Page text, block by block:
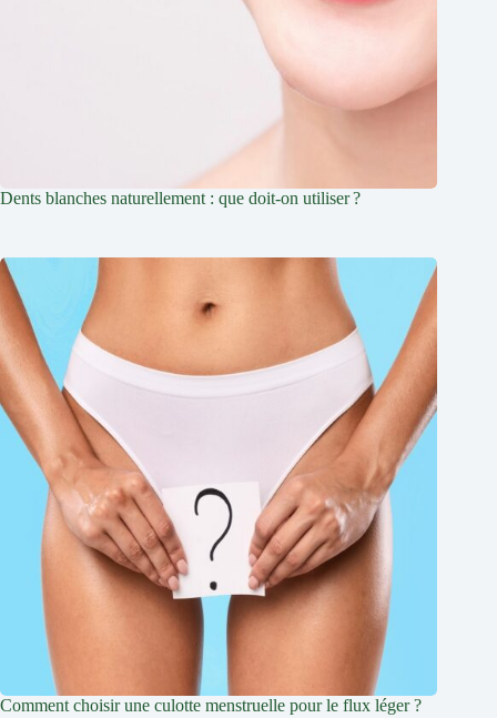
Dents blanches naturellement : que doit-on utiliser ?
Comment choisir une culotte menstruelle pour le flux léger ?